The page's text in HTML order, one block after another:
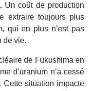
Un coût de production
extraire toujours plus
qui en plus n’est pas
de vie.
de Fukushima en
d’uranium n’a cessé
Cette situation impacte